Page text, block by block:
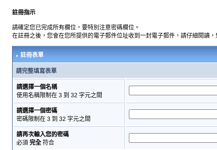
註冊指示
請確定您已完成所有欄位，要特別注意密碼欄位。
在註冊之後，您會在您所提供的電子郵件位址收到一封電子郵件，請仔細閱讀
註冊表單
請完整填寫表單
請選擇一個名稱
使用名稱限制在 3 到 32 字元之間
請選擇一個密碼
密碼限制在 3 到 32 字元之間
請再次輸入您的密碼
必須 完全符合